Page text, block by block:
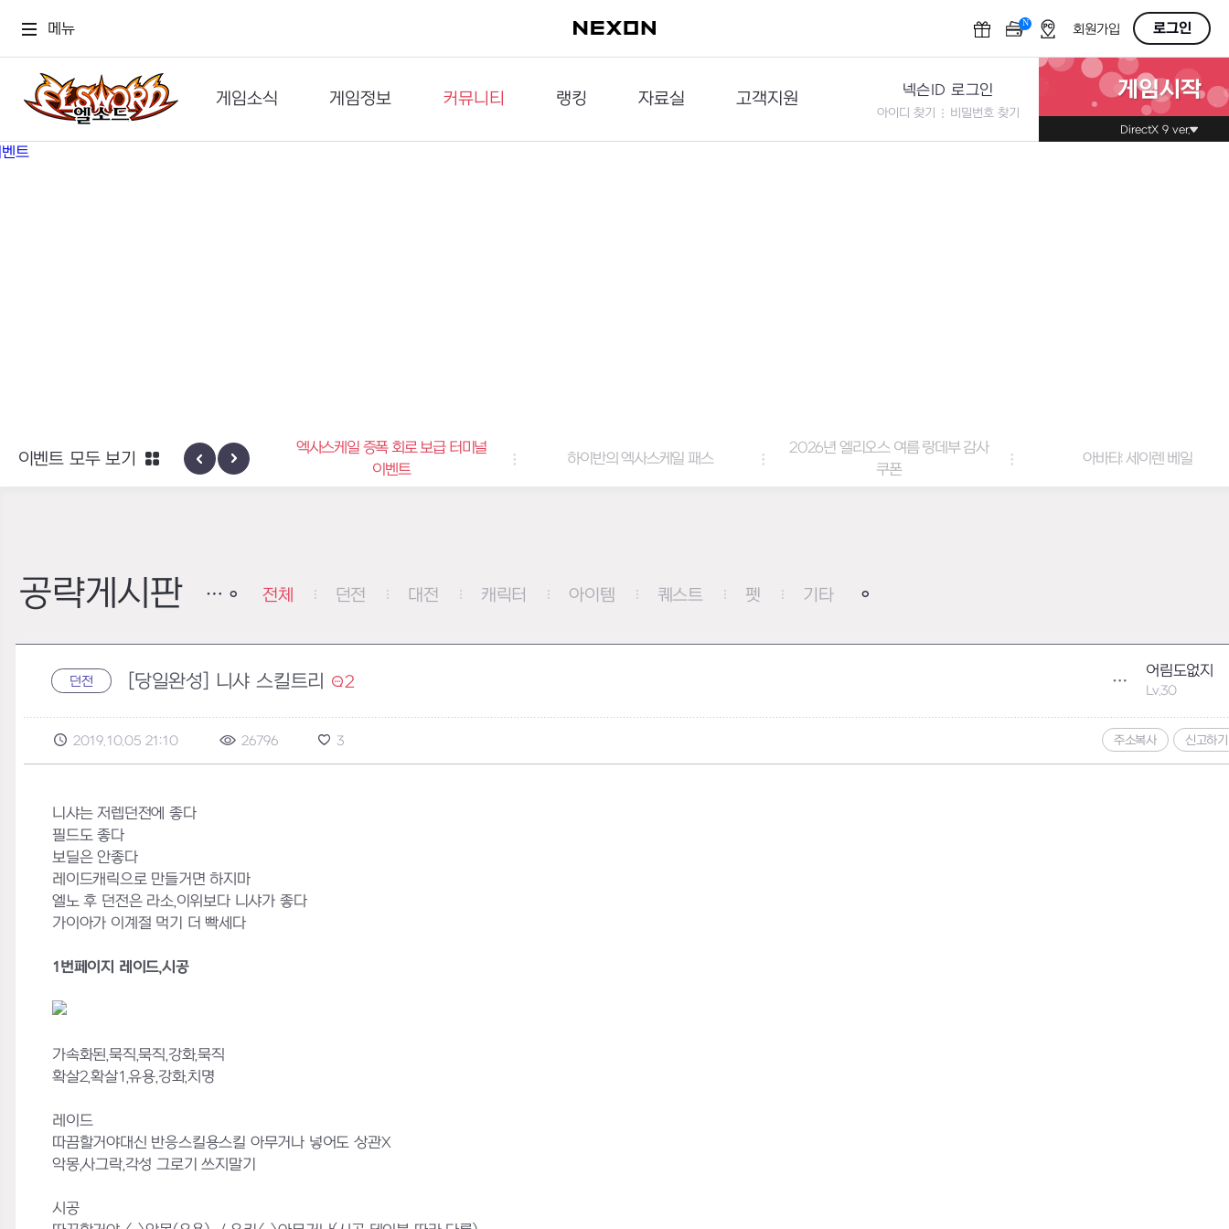
메뉴 N OFF회원가입 로그인
게임소식
공지사항
게임정보
세계관
커뮤니티
이슈게시판
랭킹
던전랭킹
자료실
다운로드
고객지원
문의하기
넥슨ID 로그인
아이디 찾기 비밀번호 찾기
게임시작
DirectX 9 ver.
신규 지역 네블론
엑사스케일 증폭 회로 보급 터미널
이벤트
하이반의 엑사스케일 패스
2026년 엘리오스 여름 랑데부 감사
쿠폰
아바타: 세이렌 베일
이벤트 모두 보기
공략게시판 전체 던전 대전 캐릭터 아이템 퀘스트 펫 기타
던전 [당일완성] 니샤 스킬트리 2
어림도없지
Lv.30
2019.10.05 21:10 26796 3 주소복사 신고하기
니샤는 저렙던전에 좋다
필드도 좋다
보딜은 안좋다
레이드캐릭으로 만들거면 하지마
엘노 후 던전은 라소,이위보다 니샤가 좋다
가이아가 이계절 먹기 더 빡세다
1번페이지 레이드,시공
가속화된,묵직,묵직,강화,묵직
확살2,확살1,유용,강화,치명
레이드
따끔할거야대신 반응스킬용스킬 아무거나 넣어도 상관X
악몽,사그락,각성 그로기 쓰지말기
시공